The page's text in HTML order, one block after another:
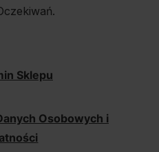
Sklepu
Osobowych i